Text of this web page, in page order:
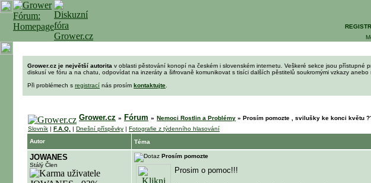
Grower.cz je největší autorita v oblasti pěstování konopí na českém i slovenském internetu. Veškeré sekce jsou
diskusí ve fóru a na chatu, odpovídat na inzeráty a šifrovaně komunikovat s tisíci dalších pěstitelů soukromými vzkazy
Při problémech s registrací nás prosím kontaktujte
Grower.cz » Fórum » Nemoci Rostlin a Problémy » Prosím pomozte , svilušky ke konci květu
Slovník | F.A.Q. | Dnešní příspěvky | Fotografie z týdenního hlasování
Autor
Téma
JOWANES
Stálý Člen
Prosím pomozte
Prosim o pomoc!!!